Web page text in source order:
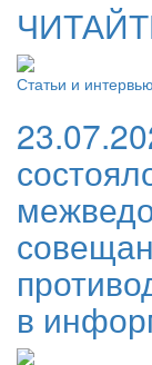
Статьи и интервью
в